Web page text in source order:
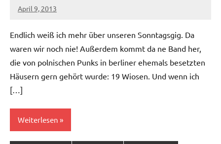
April 9, 2013
Ilja
Endlich weiß ich mehr über unseren Sonntagsgig. Da
waren wir noch nie! Außerdem kommt da ne Band her,
die von polnischen Punks in berliner ehemals besetzten
Häusern gern gehört wurde: 19 Wiosen. Und wenn ich
[…]
Weiterlesen